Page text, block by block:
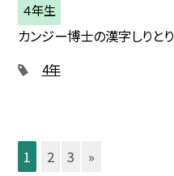
４年生
カンジー博士の漢字しりとり
4年
1 2 3 »